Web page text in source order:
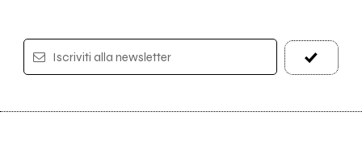
Iscriviti alla newsletter